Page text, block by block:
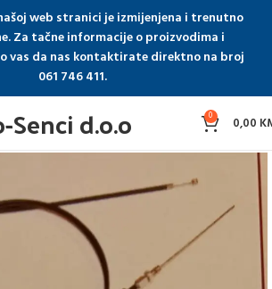
web stranici je izmijenjena i trenutno
Za tačne informacije o proizvodima i
vas da nas kontaktirate direktno na broj
061 746 411.
Senci d.o.o 0 0,00